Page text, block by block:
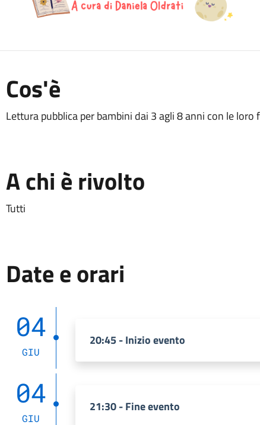
Cos'è
Lettura pubblica per bambini dai 3 agli 8 anni con le loro
A chi è rivolto
Tutti
Date e orari
04
GIU
20:45 - Inizio evento
04
GIU
21:30 - Fine evento